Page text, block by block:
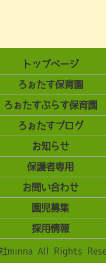
トップページ
ろぉたす保育園
ろぉたすぷらす保育園
ろぉたすブログ
お知らせ
保護者専用
お問い合わせ
園児募集
採用情報
minna All Rights